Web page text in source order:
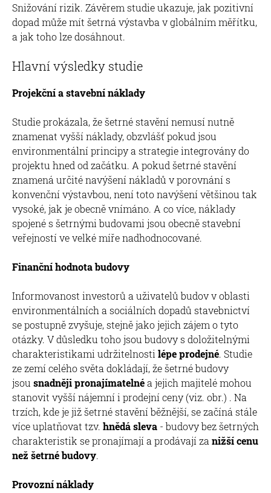
Snižování rizik. Závěrem studie ukazuje, jak pozitivní
dopad může mít šetrná výstavba v globálním měřítku,
a jak toho lze dosáhnout.
Hlavní výsledky studie
Projekční a stavební náklady
Studie prokázala, že šetrné stavění nemusí nutně
znamenat vyšší náklady, obzvlášť pokud jsou
environmentální principy a strategie integrovány do
projektu hned od začátku. A pokud šetrné stavění
znamená určité navýšení nákladů v porovnání s
konvenční výstavbou, není toto navýšení většinou tak
vysoké, jak je obecně vnímáno. A co více, náklady
spojené s šetrnými budovami jsou obecně stavební
veřejností ve velké míře nadhodnocované.
Finanční hodnota budovy
Informovanost investorů a uživatelů budov v oblasti
environmentálních a sociálních dopadů stavebnictví
se postupně zvyšuje, stejně jako jejich zájem o tyto
otázky. V důsledku toho jsou budovy s doložitelnými
charakteristikami udržitelnosti lépe prodejné. Studie
ze zemí celého světa dokládají, že šetrné budovy
jsou snadněji pronajímatelnéa jejich majitelé mohou
stanovit vyšší nájemní i prodejní ceny (viz. obr.) . Na
trzích, kde je již šetrné stavění běžnější, se začíná stále
více uplatňovat tzv. hnědá sleva - budovy bez šetrných
charakteristik se pronajímají a prodávají za nižší cenu
než šetrné budovy.
Provozní náklady